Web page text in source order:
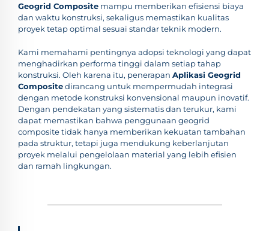
Geogrid Composite mampu memberikan efisiensi biaya
dan waktu konstruksi, sekaligus memastikan kualitas
proyek tetap optimal sesuai standar teknik modern.
Kami memahami pentingnya adopsi teknologi yang dapat
menghadirkan performa tinggi dalam setiap tahap
konstruksi. Oleh karena itu, penerapan Aplikasi Geogrid
Compositedirancang untuk mempermudah integrasi
dengan metode konstruksi konvensional maupun inovatif.
Dengan pendekatan yang sistematis dan terukur, kami
dapat memastikan bahwa penggunaan geogrid
composite tidak hanya memberikan kekuatan tambahan
pada struktur, tetapi juga mendukung keberlanjutan
proyek melalui pengelolaan material yang lebih efisien
dan ramah lingkungan.